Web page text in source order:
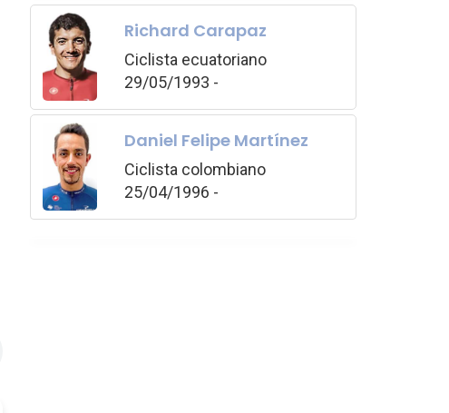
Richard Carapaz
Ciclista ecuatoriano
29/05/1993 -
Daniel Felipe Martínez
Ciclista colombiano
25/04/1996 -